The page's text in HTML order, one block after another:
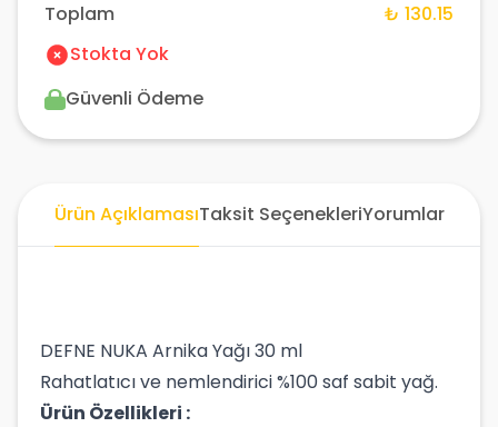
Toplam
₺ 130.15
Stokta Yok
Güvenli Ödeme
Ürün AçıklamasıTaksit SeçenekleriYorumlar
DEFNE NUKA Arnika Yağı 30 ml
Rahatlatıcı ve nemlendirici %100 saf sabit yağ.
Ürün Özellikleri :